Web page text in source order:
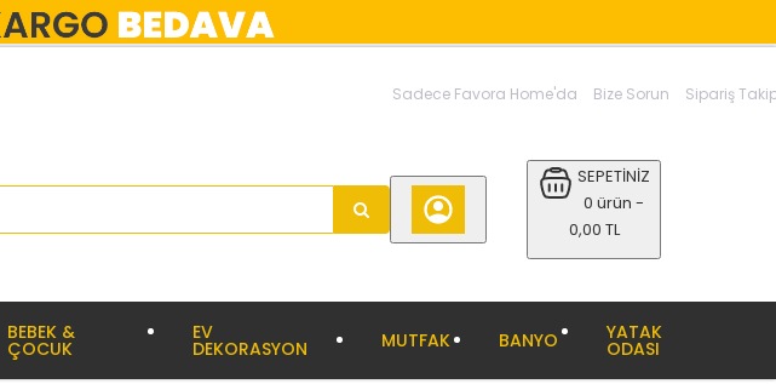
Sadece Favora Home'da Bize Sorun Sipariş
SEPETİNİZ
0 ürün -
0,00 TL
BEBEK &
ÇOCUK
EV
DEKORASYON MUTFAK BANYO YATAK
ODASI